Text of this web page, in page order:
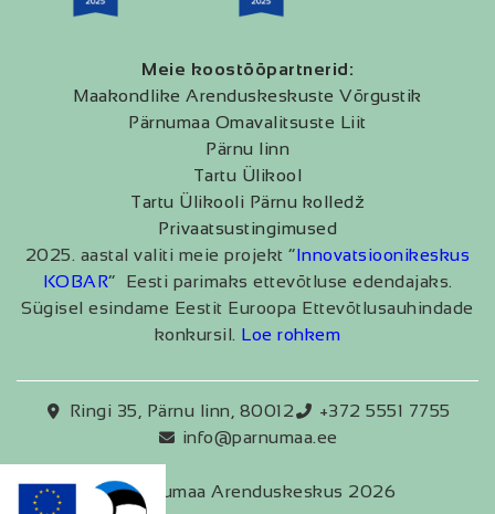
Meie koostööpartnerid:
Maakondlike Arenduskeskuste Võrgustik
Pärnumaa Omavalitsuste Liit
Pärnu linn
Tartu Ülikool
Tartu Ülikooli Pärnu kolledž
Privaatsustingimused
2025. aastal valiti meie projekt “Innovatsioonikeskus
KOBAR” Eesti parimaks ettevõtluse edendajaks.
Sügisel esindame Eestit Euroopa Ettevõtlusauhindade
konkursil. Loe rohkem
Ringi 35, Pärnu linn, 80012
+372 5551 7755
info@parnumaa.ee
Pärnumaa Arenduskeskus 2026